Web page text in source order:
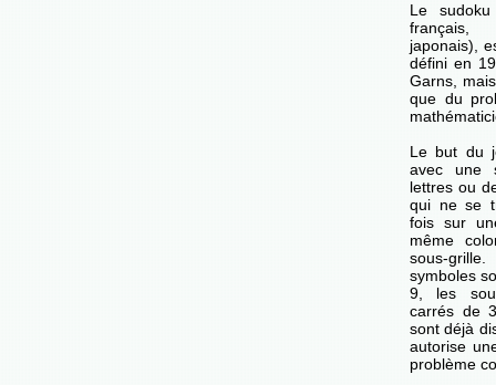
Le
français,
japonais),
défini en
Garns,
que du
Le but du
avec une
lettres ou
qui ne se
fois sur
même
sous-
symboles
9, les
carrés de
sont déjà
autorise
problème